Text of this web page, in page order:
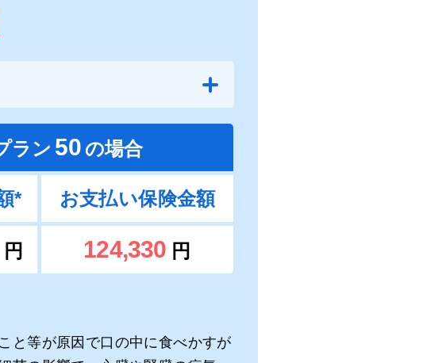
ラン 50 の場合
* お支払い保険金額
円 124,330 円
と等が原因で口の中に食べかすが